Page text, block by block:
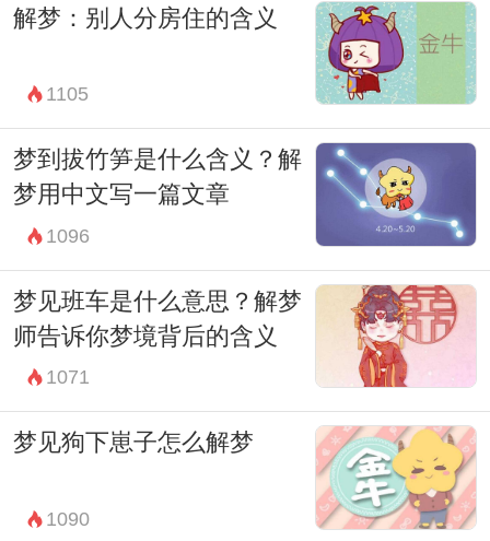
感和挑战。
总之，梦见前任并不一定意味着你们之间有
未了的情感纠葛或者预示着什么具体的事
件。相反，它更可能是你内心深处在处理情
感和经历时的一种自然反应。通过理解和接
纳这些梦境，我们可以更好地了解和疏导自
己内心的情感世界。
因此，当你再次梦见前任时，不必过分解读
或者深感困扰。相反，尝试接纳和理解梦境
次的自我认识和情感疗愈。
最后，梦见前任是一个机会，让我们更加关
注自己内心的声音和情感需求，以及我们在
解梦：别人分房住的含义
1105
梦到拔竹笋是什么含义？解
梦用中文写一篇文章
1096
梦见班车是什么意思？解梦
师告诉你梦境背后的含义
1071
梦见狗下崽子怎么解梦
1090